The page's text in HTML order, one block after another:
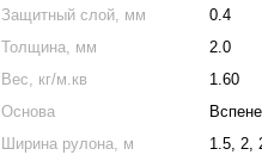
Защитный слой, мм
0.4
Толщина, мм
2.0
Вес, кг/м.кв
1.60
Основа
Ширина рулона, м
1.5, 2,